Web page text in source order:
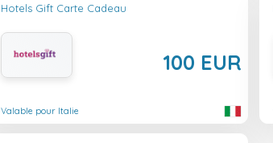
Hotels Gift Carte Cadeau
100 EUR
Valable pour Italie